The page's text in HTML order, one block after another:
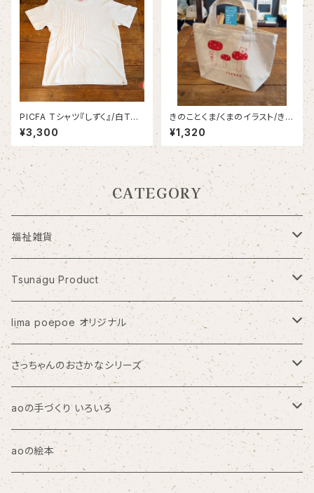
PICFA Tシャツ『しずく』/白Tシ
ャツ/PICFA
¥3,300
きのことくま/くまのイラスト/きの
このイラスト/きのこ好き/ランチ
トート
¥1,320
CATEGORY
福祉雑貨
PICFA
アトリエ・ブラヴォ
夢ワークあけぼの はんぷ工房 結
工房まる
Tsunagu Product
皿倉展望レストラン『天宮』
淡島神社
lima poepoe オリジナル
なかよしくま
きのことくま
オンガク
さっちゃんのおさかなシリーズ
さっちゃんのちいさいおさかな/聴覚障がいのヘルプマーク
知らん人
aoの手づくり いろいろ
トートバッグ
aoの絵本